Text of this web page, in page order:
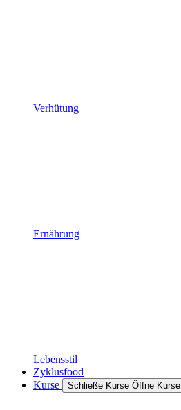
Verhütung
Ernährung
Lebensstil
Zyklusfood
Kurse
Schließe Kurse Öffne Kurse